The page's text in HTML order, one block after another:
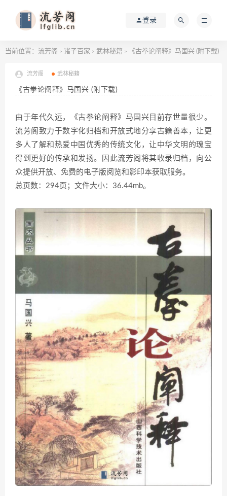
登录
当前位置： 流芳阁 > 诸子百家 > 武林秘籍 > 《古拳论阐释》马国兴 (附下载)
流芳阁 武林秘籍
《古拳论阐释》马国兴 (附下载)
由于年代久远，《古拳论阐释》马国兴目前存世量很少。
流芳阁致力于数字化归档和开放式地分享古籍善本，让更
多人了解和热爱中国优秀的传统文化，让中华文明的瑰宝
得到更好的传承和发扬。因此流芳阁将其收录归档，向公
众提供开放、免费的电子版阅览和影印本获取服务。
总页数：294页；文件大小：36.44mb。